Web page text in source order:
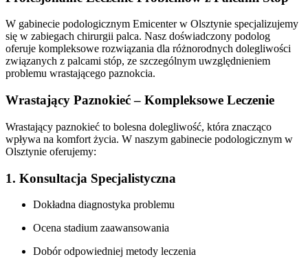
W gabinecie podologicznym Emicenter w Olsztynie specjalizujemy
się w zabiegach chirurgii palca. Nasz doświadczony podolog
oferuje kompleksowe rozwiązania dla różnorodnych dolegliwości
związanych z palcami stóp, ze szczególnym uwzględnieniem
problemu wrastającego paznokcia.
Wrastający Paznokieć – Kompleksowe Leczenie
Wrastający paznokieć to bolesna dolegliwość, która znacząco
wpływa na komfort życia. W naszym gabinecie podologicznym w
Olsztynie oferujemy:
1. Konsultacja Specjalistyczna
Dokładna diagnostyka problemu
Ocena stadium zaawansowania
Dobór odpowiedniej metody leczenia